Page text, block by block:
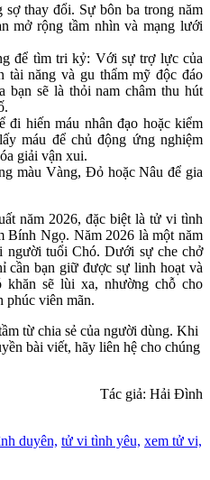
thay đổi. Sự bôn ba trong năm
mở rộng tầm nhìn và mạng lưới
để tìm tri kỷ: Với sự trợ lực của
tài năng và gu thẩm mỹ độc đáo
bạn sẽ là thỏi nam châm thu hút
đi hiến máu nhân đạo hoặc kiểm
máu để chủ động ứng nghiệm
giải vận xui.
màu Vàng, Đỏ hoặc Nâu để gia
năm 2026, đặc biệt là tử vi tình
Bính Ngọ. Năm 2026 là một năm
người tuổi Chó. Dưới sự che chở
cần bạn giữ được sự linh hoạt và
sẽ lùi xa, nhường chỗ cho
phúc viên mãn.
từ chia sẻ của người dùng. Khi
bài viết, hãy liên hệ cho chúng
Tác giả: Hải Đình
duyên, tử vi tình yêu, xem tử vi,